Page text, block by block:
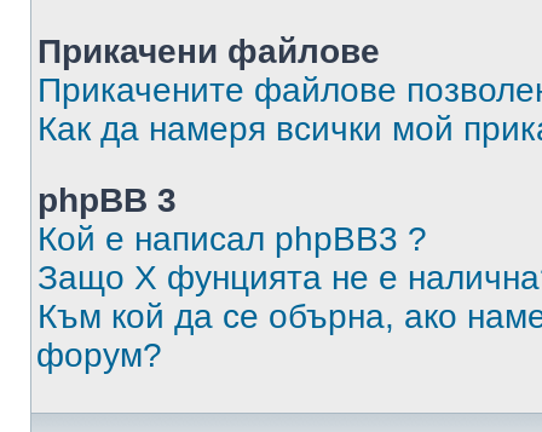
Прикачени файлове
Прикачените файлове
Как да намеря всички мой
phpBB 3
Кой е написал phpBB3 ?
Защо X фунцията не е
Към кой да се обърна, ако
форум?